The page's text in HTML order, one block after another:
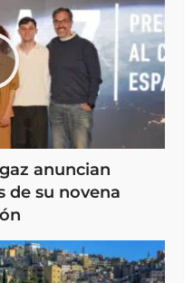
anuncian
de su novena